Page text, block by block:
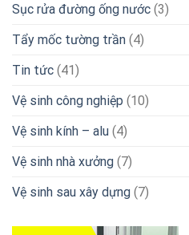
Sục rửa đường ống nước (3)
Tẩy mốc tường trần (4)
Tin tức (41)
Vệ sinh công nghiệp (10)
Vệ sinh kính – alu (4)
Vệ sinh nhà xưởng (7)
Vệ sinh sau xây dựng (7)